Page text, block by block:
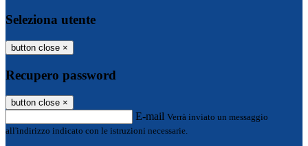
Seleziona utente
button close ×
Recupero password
button close ×
E-mail Verrà inviato un messaggio
all'indirizzo indicato con le istruzioni necessarie.